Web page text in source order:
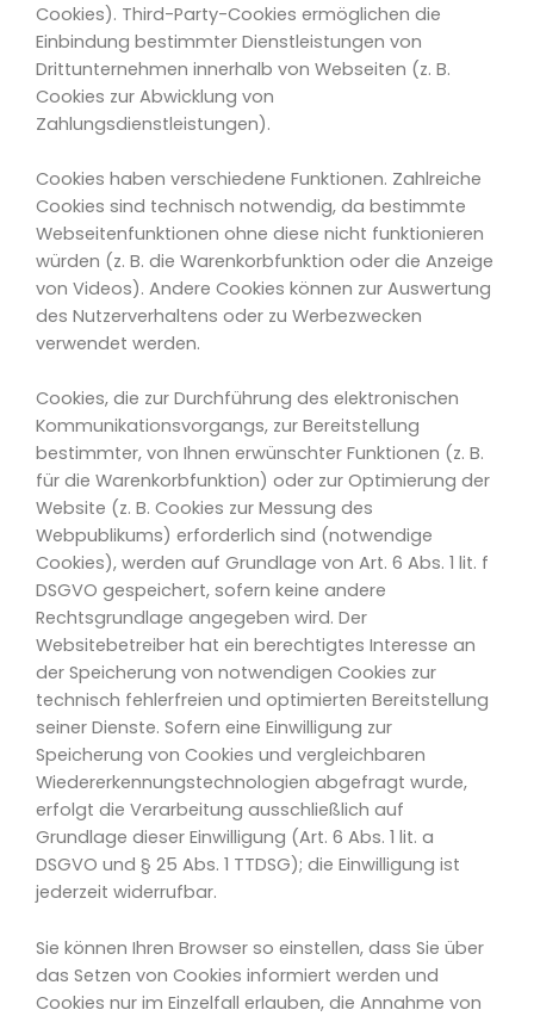
Cookies). Third-Party-Cookies ermöglichen die
Einbindung bestimmter Dienstleistungen von
Drittunternehmen innerhalb von Webseiten (z. B.
Cookies zur Abwicklung von
Zahlungsdienstleistungen).
Cookies haben verschiedene Funktionen. Zahlreiche
Cookies sind technisch notwendig, da bestimmte
Webseitenfunktionen ohne diese nicht funktionieren
würden (z. B. die Warenkorbfunktion oder die Anzeige
von Videos). Andere Cookies können zur Auswertung
des Nutzerverhaltens oder zu Werbezwecken
verwendet werden.
Cookies, die zur Durchführung des elektronischen
Kommunikationsvorgangs, zur Bereitstellung
bestimmter, von Ihnen erwünschter Funktionen (z. B.
für die Warenkorbfunktion) oder zur Optimierung der
Website (z. B. Cookies zur Messung des
Webpublikums) erforderlich sind (notwendige
Cookies), werden auf Grundlage von Art. 6 Abs. 1 lit. f
DSGVO gespeichert, sofern keine andere
Rechtsgrundlage angegeben wird. Der
Websitebetreiber hat ein berechtigtes Interesse an
der Speicherung von notwendigen Cookies zur
technisch fehlerfreien und optimierten Bereitstellung
seiner Dienste. Sofern eine Einwilligung zur
Speicherung von Cookies und vergleichbaren
Wiedererkennungstechnologien abgefragt wurde,
erfolgt die Verarbeitung ausschließlich auf
Grundlage dieser Einwilligung (Art. 6 Abs. 1 lit. a
DSGVO und § 25 Abs. 1 TTDSG); die Einwilligung ist
jederzeit widerrufbar.
Sie können Ihren Browser so einstellen, dass Sie über
das Setzen von Cookies informiert werden und
Cookies nur im Einzelfall erlauben, die Annahme von